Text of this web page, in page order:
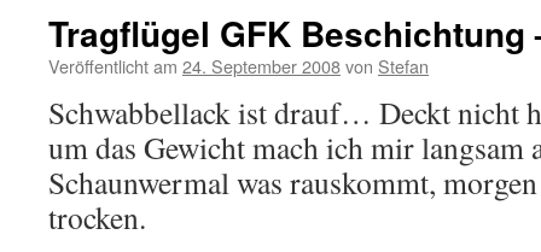
Tragflügel GFK Beschichtung
Veröffentlicht am 24. September 2008von Stefan
Schwabbellack ist drauf… Deckt nicht
um das Gewicht mach ich mir
Schaunwermal was rauskommt,
trocken.